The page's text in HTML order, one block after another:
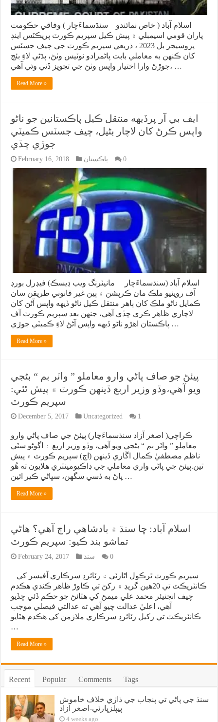
اسلام آباد ( خاص نمائندو سنڌسماءَچار ) وفاقي حڪومت
پاران قومي اسيمبلي ۾ پيش ڪيل سپريم ڪورٽ پريڪٽس اينڊ
پروسيجر بل 2023 ، ذريعي سپريم ڪورٽ جي چيف جسٽس
کان ڪنهن به معاملي بابت پاڻمرادو نوٽيس وٺڻ، ٻڌڻي لاءِ بئچ
جوڙڻ وارا اختيار واپس وٺڻ جي تجويز ڏني وئي آهي، …
Read More »
ايف بي آر پرڏيهه منتقل ڪيل پاڪستانين جو ناڻو
واپس ڪرڻ کان لاچار بڻيل، چيف جسٽس ڪميٽي
جوڙي ڇڏي
February 16, 2018 پاڪستان 0
اسلام آباد (سنڌسماءَچار مانيٽرنگ ويب ڊيسڪ) فيڊرل بورڊ
آف روينيو ملڪ مان ڪرپشن ۽ ٻين غير قانوني طريقن سان
ڪمايل ناڻو ملڪ کان ٻاهر منتقل ڪيل ناڻو ڏيهه واپس آڻڻ کان
لاچاري ظاهر ڪري ڇڏي آهي، جنهن بعد سپريم ڪورٽ آف
پاڪستان اهڙو ناڻو ڏيهه واپس آڻڻ لاءِ ڪميٽي جوڙي …
Read More »
پيئڻ جو صاف پاڻي وارو معاملو ” واٽر بم “ بڻجي
ويو آهي،وڏو وزير اربع ڏينهن ڪورٽ ۾ پيش ٿئي:
سپريم ڪورٽ
December 5, 2017 Uncategorized 1
ڪراچي( اصغر آزاد سنڌسماءَچار) پيئڻ جي صاف پاڻي وارو
معاملو ” واٽر بم “ بڻجي ويو آهي، وڏو وزير اربع ۽ اڳوڻو سٽي
ناظم مصطفيٰ ڪمال اڱاري ڏينهن (اڄ) سپريم ڪورٽ ۾ پيش
ٿين.پيئڻ جي پاڻي واري معاملي جي ڊاڪيومينٽري هلايون ته هُو
پاڻ به ڏسي سگهن، سڀاڻي ڪير ائين …
Read More »
اسلام آباد: ڇا سنڌ ۾ بادشاهي راڄ آهي؟ هاڻي
تماشو بند ڪيو: سپريم ڪورٽ
February 24, 2017 سنڌ 0
ڪانٽريڪٽ تي 20هين گريڊ ۾ رکڻ تي ڪاوڙ ظاهر ڪندي هڪدم
چيف انجنيئر محمد علي ميمڻ کي هٽائڻ جو حڪم ڏئي ڇڏيو
آهي، اعليٰ عدالت چيو آهي ته عدالتي فيصلي موجب
ڪانٽريڪٽ تي رکيل رٽائرڊ سرڪاري ملازمن کي هڪدم هٽايو
…
Read More »
Recent Popular Comments Tags
سنڌ جي پاڻي تي پنجاب جي ڌاڙي خلاف خاموش
پيپلزپارٽي-اصغر آزاد
4 weeks ago